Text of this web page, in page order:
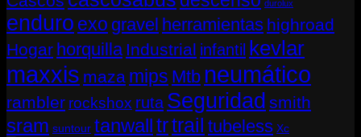
durolux
enduro exo gravel herramientas highroad
Hogar horquilla Industrial infantil kevlar
maxxis maza mips Mtb neumático
rambler rockshox ruta Seguridad smith
sram suntour tanwalltrtrail tubeless Xc